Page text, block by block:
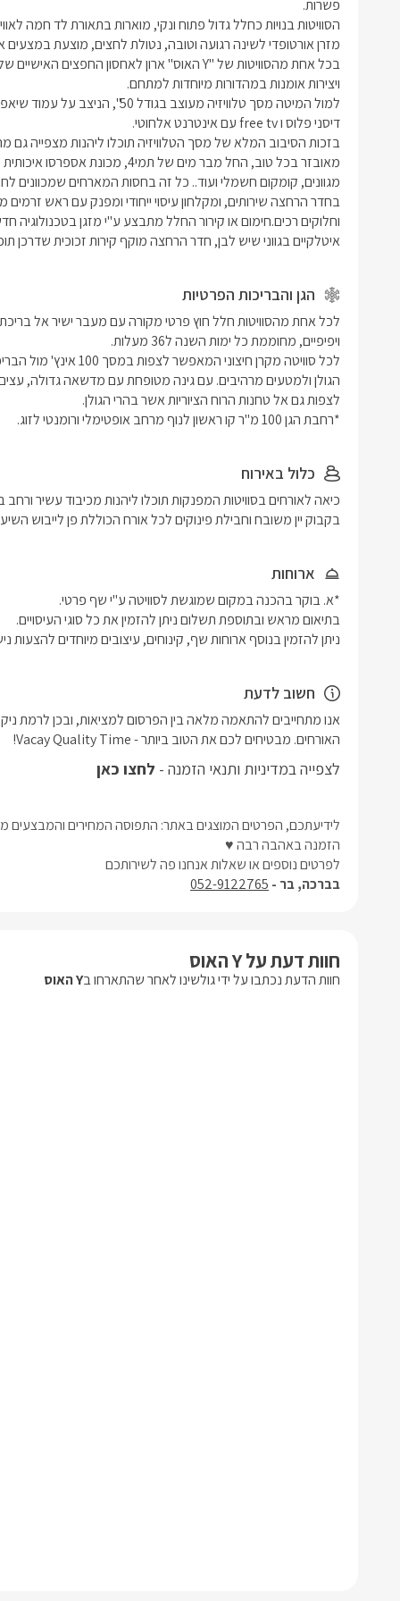
בכל אחת
החפצים
איטלקיים בגווני שיש לבן, חדר הרחצה מוקף קירות זכוכית שדרכן
הגן והבריכות הפרטיות
*רחבת הגן 100 מ"ר קו ראשון לנוף מרחב אופטימלי ורומנטי לזוג.
כלול באירוח
בקבוק יין משובח וחבילת פינוקים לכל אורח הכוללת פן לייבוש
ארוחות
ניתן להזמין בנוסף ארוחות שף, קינוחים, עיצובים מיוחדים להצעות
חשוב לדעת
האורחים. מבטיחים לכם את הטוב ביותר - Vacay Quality Time!
לצפייה במדיניות ותנאי הזמנה - לחצו כאן
לידיעתכם, הפרטים המוצגים באתר: התפוסה המחירים והמבצעים
הזמנה באהבה רבה ♥
לפרטים נוספים או שאלות אנחנו פה לשירותכם
בברכה, בר - 052-9122765
חוות דעת על Y האוס
חוות הדעת נכתבו על ידי גולשינו לאחר שהתארחו בY האוס